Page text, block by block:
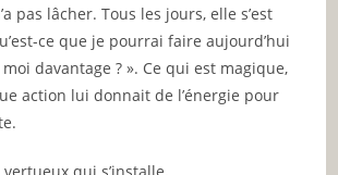
pas lâcher. Tous les jours, elle s’est
ce que je pourrai faire aujourd’hui
davantage ? ». Ce qui est magique,
action lui donnait de l’énergie pour